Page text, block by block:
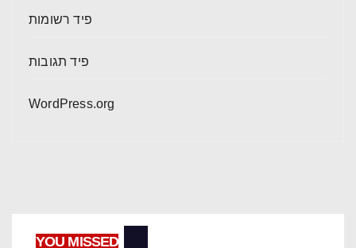
פיד רשומות
פיד תגובות
WordPress.org
YOU MISSED